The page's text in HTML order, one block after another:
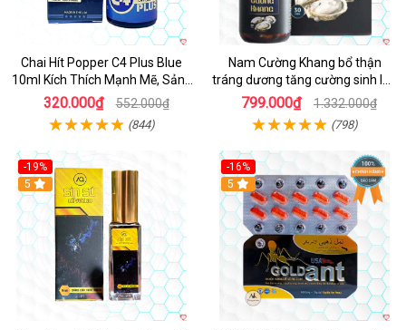
Chai Hít Popper C4 Plus Blue
10ml Kích Thích Mạnh Mẽ, Sảng
Khoái
320.000₫ 552.000₫
(844)
Nam Cường Khang bổ thận
tráng dương tăng cường sinh lực
nam
799.000₫ 1.332.000₫
(798)
-19%
5
-16%
5